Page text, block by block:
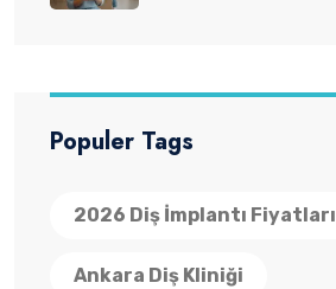
Populer Tags
2026 Diş İmplantı Fiyatları
Ankara Diş Kliniği